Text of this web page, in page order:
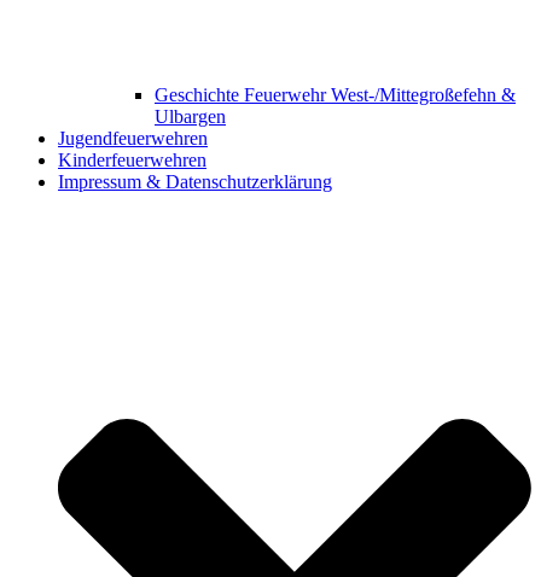
Geschichte Feuerwehr West-/Mittegroßefehn &
Ulbargen
Jugendfeuerwehren
Kinderfeuerwehren
Impressum & Datenschutzerklärung